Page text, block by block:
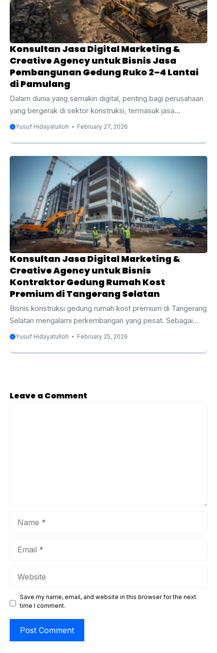
mengoptimalkan strategi ...
Konsultan Jasa Digital Marketing &
Creative Agency untuk Bisnis Jasa
Pembangunan Gedung Ruko 2–4 Lantai
di Pamulang
Dalam dunia yang semakin digital, penting bagi perusahaan
yang bergerak di sektor konstruksi, termasuk jasa
pembangunan gedung ruko 2–4 lantai di Pamulang, untuk
mereka. Pamulang, yang terletak di Tangerang Selatan,
merupakan salah satu kawasan yang berkembang pesat,
dengan permintaan tinggi terhadap properti komersial,
termasuk ruko. Bagi bisnis yang bergerak dalam
pembangunan gedung ruko, penting untuk memiliki
keberadaan online yang kuat agar bisa bersaing dan
mencapai calon klien dengan efektif. ...
Yusuf Hidayatulloh February 27, 2026
Konsultan Jasa Digital Marketing &
Creative Agency untuk Bisnis
Kontraktor Gedung Rumah Kost
Premium di Tangerang Selatan
Bisnis konstruksi gedung rumah kost premium di Tangerang
Selatan mengalami perkembangan yang pesat. Sebagai
kota yang terus berkembang dengan pesat, Tangerang
premium, menjadi semakin kompetitif. Oleh karena itu,
Yusuf Hidayatulloh February 25, 2026
Leave a Comment
Save my name, email, and website in this browser for the next
time I comment.